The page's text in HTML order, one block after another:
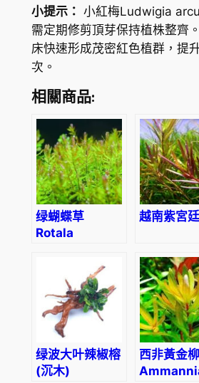
小提示： 小紅梅Ludwigia
需定期修剪頂芽保持植株整齊
床快速形成茂密紅色植群，提
次。
相關商品:
绿蝴蝶草
Rotala
越南紫宮廷
绿波大叶辣椒榕
(沉木)
西非黃金柳